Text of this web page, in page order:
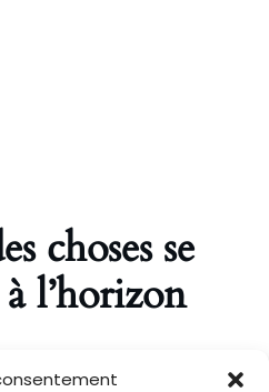
choses se
l’horizon
prépare ! Notre boutique est